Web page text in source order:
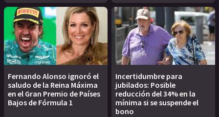
Fernando Alonso ignoró el
saludo de la Reina Máxima
en el Gran Premio de Países
Bajos de Fórmula 1
Incertidumbre para
jubilados: Posible
reducción del 34% en la
mínima si se suspende el
bono